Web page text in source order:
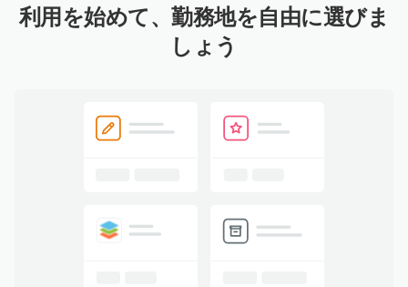
利用を始めて、勤務地を自由に選びま
しょう